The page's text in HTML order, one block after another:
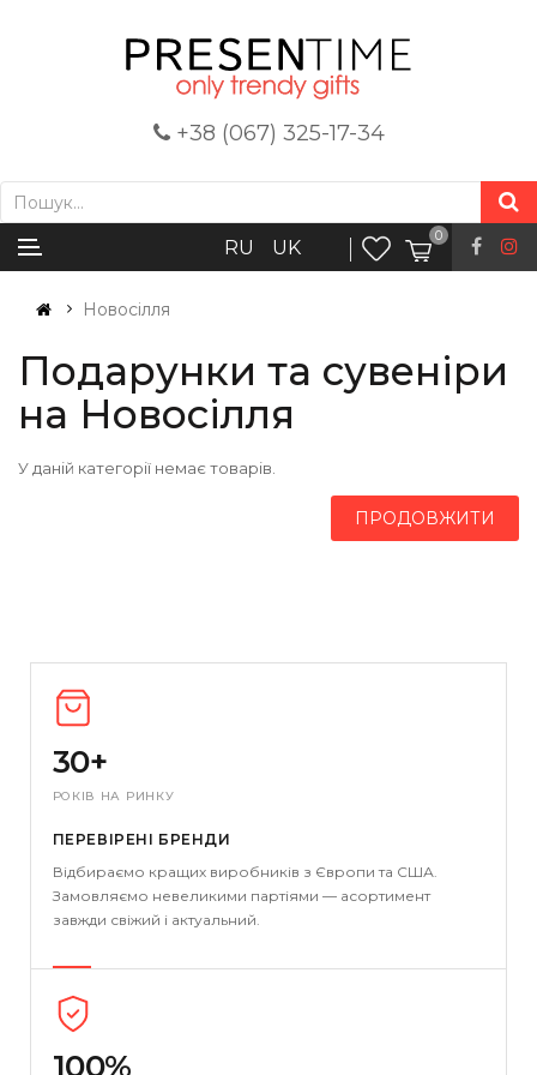
+38 (067) 325-17-34
RU UK
0
Новосілля
Подарунки та сувеніри
на Новосілля
У даній категорії немає товарів.
ПРОДОВЖИТИ
30+
РОКІВ НА РИНКУ
ПЕРЕВІРЕНІ БРЕНДИ
Відбираємо кращих виробників з Європи та США.
Замовляємо невеликими партіями — асортимент
завжди свіжий і актуальний.
100%